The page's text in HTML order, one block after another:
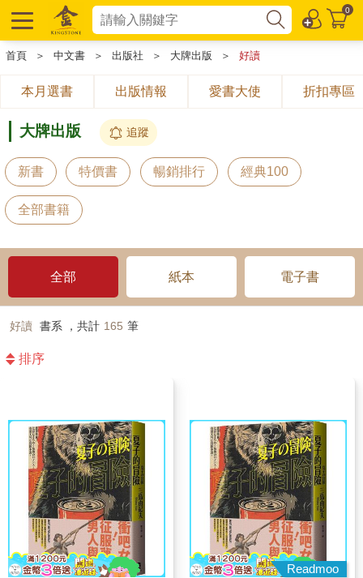
0
首頁 ＞ 中文書 ＞ 出版社 ＞ 大牌出版 ＞ 好讀
本月選書 出版情報 愛書大使 折扣專區
大牌出版 追蹤
新書 特價書 暢銷排行 經典100
全部書籍
全部 紙本 電子書
好讀 書系 ，共計 165 筆
排序
Readmoo